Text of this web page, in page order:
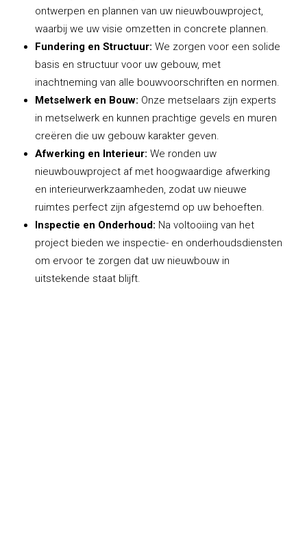
ontwerpen en plannen van uw nieuwbouwproject,
waarbij we uw visie omzetten in concrete plannen.
Fundering en Structuur: We zorgen voor een solide
basis en structuur voor uw gebouw, met
inachtneming van alle bouwvoorschriften en normen.
Metselwerk en Bouw: Onze metselaars zijn experts
in metselwerk en kunnen prachtige gevels en muren
creëren die uw gebouw karakter geven.
Afwerking en Interieur: We ronden uw
nieuwbouwproject af met hoogwaardige afwerking
en interieurwerkzaamheden, zodat uw nieuwe
ruimtes perfect zijn afgestemd op uw behoeften.
Inspectie en Onderhoud: Na voltooiing van het
project bieden we inspectie- en onderhoudsdiensten
om ervoor te zorgen dat uw nieuwbouw in
uitstekende staat blijft.